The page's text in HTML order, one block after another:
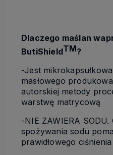
Dlaczego maślan
ButiShieldTM?
-Jest
masłowego
autorskiej metody
warstwę matrycową
-NIE ZAWIERA SODU.
spożywania sodu
prawidłowego